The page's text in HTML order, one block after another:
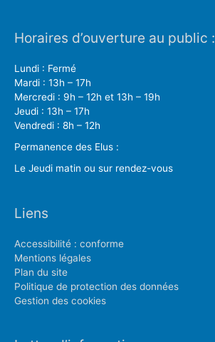
Horaires d’ouverture au public :
Lundi : Fermé
Mardi : 13h – 17h
Mercredi : 9h – 12h et 13h – 19h
Jeudi : 13h – 17h
Vendredi : 8h – 12h
Permanence des Elus :
Le Jeudi matin ou sur rendez-vous
Liens
Accessibilité : conforme
Mentions légales
Plan du site
Politique de protection des données
Gestion des cookies